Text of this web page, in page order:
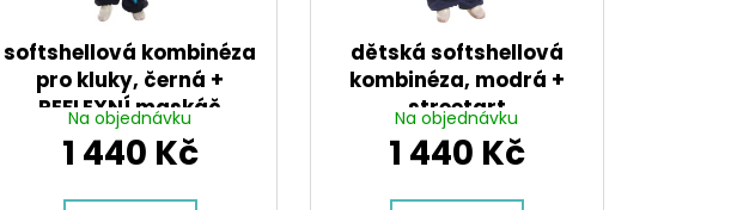
softshellová kombinéza
pro kluky, černá +
REFLEXNÍ maskáč
Na objednávku
1 440 Kč
dětská softshellová
kombinéza, modrá +
streetart
Na objednávku
1 440 Kč